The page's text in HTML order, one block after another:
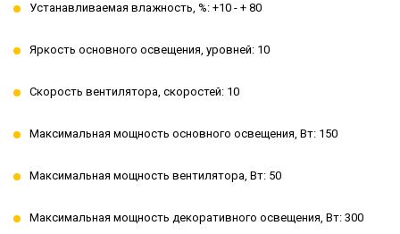
Устанавливаемая влажность, %: +10 - + 80
Яркость основного освещения, уровней: 10
Скорость вентилятора, скоростей: 10
Максимальная мощность основного освещения, Вт: 150
Максимальная мощность вентилятора, Вт: 50
Максимальная мощность декоративного освещения, Вт: 300